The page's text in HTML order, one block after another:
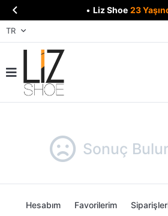
 • Liz Shoe 23
TR
Sonuç
Hesabım Favorilerim